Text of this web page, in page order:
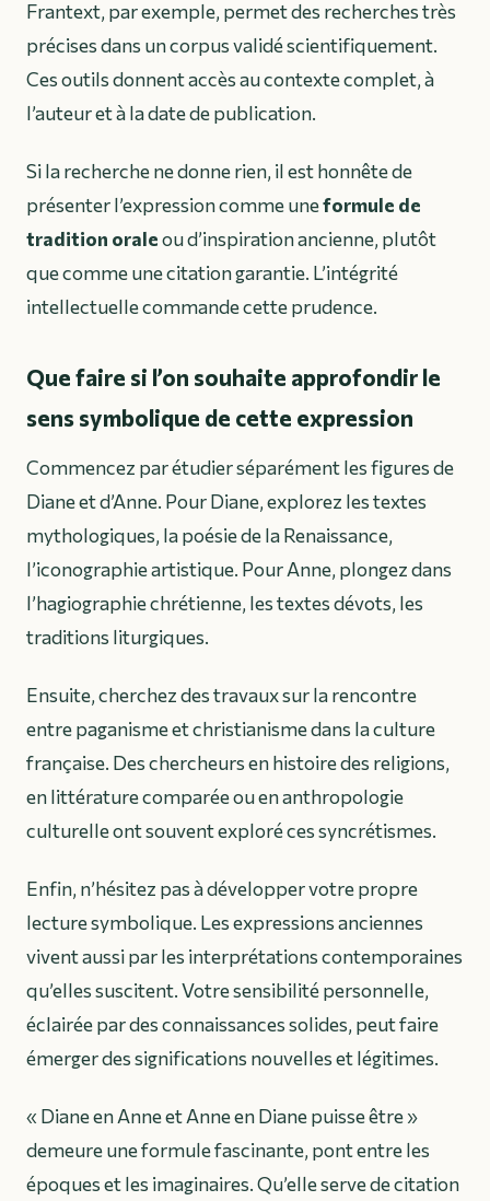
Frantext, par exemple, permet des recherches très
précises dans un corpus validé scientifiquement.
Ces outils donnent accès au contexte complet, à
l’auteur et à la date de publication.
Si la recherche ne donne rien, il est honnête de
présenter l’expression comme uneformule de
tradition oraleou d’inspiration ancienne, plutôt
que comme une citation garantie. L’intégrité
intellectuelle commande cette prudence.
Que faire si l’on souhaite approfondir le
sens symbolique de cette expression
Commencez par étudier séparément les figures de
Diane et d’Anne. Pour Diane, explorez les textes
mythologiques, la poésie de la Renaissance,
l’iconographie artistique. Pour Anne, plongez dans
l’hagiographie chrétienne, les textes dévots, les
traditions liturgiques.
Ensuite, cherchez des travaux sur la rencontre
entre paganisme et christianisme dans la culture
française. Des chercheurs en histoire des religions,
en littérature comparée ou en anthropologie
culturelle ont souvent exploré ces syncrétismes.
Enfin, n’hésitez pas à développer votre propre
lecture symbolique. Les expressions anciennes
vivent aussi par les interprétations contemporaines
qu’elles suscitent. Votre sensibilité personnelle,
éclairée par des connaissances solides, peut faire
émerger des significations nouvelles et légitimes.
« Diane en Anne et Anne en Diane puisse être »
demeure une formule fascinante, pont entre les
époques et les imaginaires. Qu’elle serve de citation